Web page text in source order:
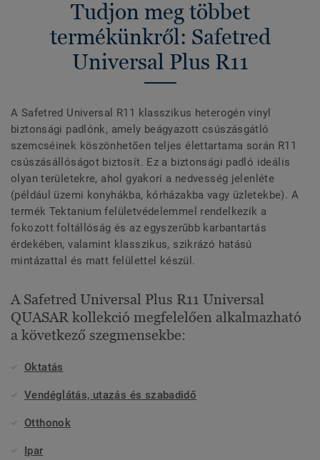
Tudjon meg többet
termékünkről: Safetred
Universal Plus R11
A Safetred Universal R11 klasszikus heterogén vinyl
biztonsági padlónk, amely beágyazott csúszásgátló
szemcséinek köszönhetően teljes élettartama során R11
csúszásállóságot biztosít. Ez a biztonsági padló ideális
olyan területekre, ahol gyakori a nedvesség jelenléte
(például üzemi konyhákba, kórházakba vagy üzletekbe). A
termék Tektanium felületvédelemmel rendelkezik a
fokozott foltállóság és az egyszerűbb karbantartás
érdekében, valamint klasszikus, szikrázó hatású
mintázattal és matt felülettel készül.
A Safetred Universal Plus R11 Universal
QUASAR kollekció megfelelően alkalmazható
a következő szegmensekbe:
Oktatás
Vendéglátás, utazás és szabadidő
Otthonok
Ipar